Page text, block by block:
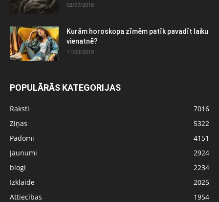
02/07/2018
Kurām horoskopa zīmēm patīk pavadīt laiku
vienatnē?
11/09/2019
POPULĀRĀS KATEGORIJAS
Raksti
7016
Ziņas
5322
Padomi
4151
Jaunumi
2924
blogi
2234
Izklaide
2025
Attiecības
1954